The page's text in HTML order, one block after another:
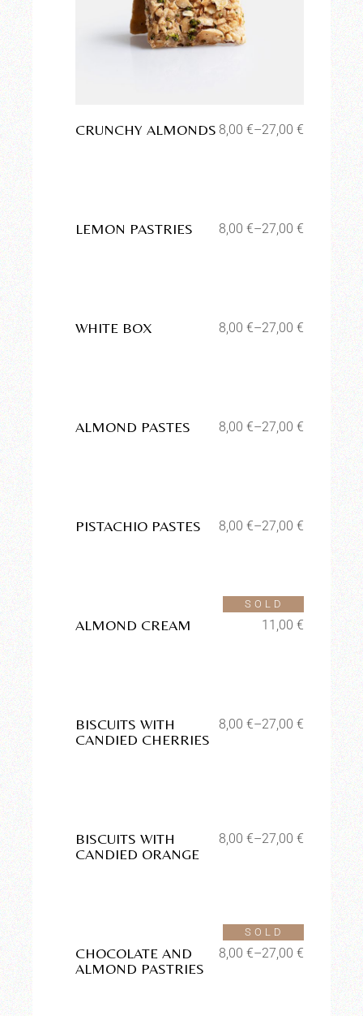
CRUNCHY ALMONDS 8,00 €–27,00 €
LEMON PASTRIES 8,00 €–27,00 €
WHITE BOX 8,00 €–27,00 €
ALMOND PASTES 8,00 €–27,00 €
PISTACHIO PASTES 8,00 €–27,00 €
SOLD
ALMOND CREAM 11,00 €
BISCUITS WITH
CANDIED CHERRIES
8,00 €–27,00 €
BISCUITS WITH
CANDIED ORANGE
8,00 €–27,00 €
SOLD
CHOCOLATE AND
ALMOND PASTRIES
8,00 €–27,00 €